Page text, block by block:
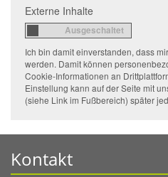
Externe Inhalte
Ich bin damit einverstanden, dass
werden. Damit können
Cookie-Informationen an
Einstellung kann auf der Seite mit
(siehe Link im Fußbereich) später
Kontakt